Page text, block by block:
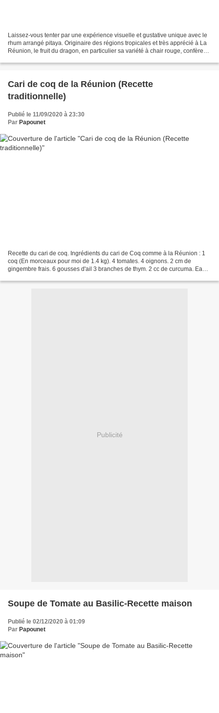
Laissez-vous tenter par une expérience visuelle et gustative unique avec le
rhum arrangé pitaya. Originaire des régions tropicales et très apprécié à La
Réunion, le fruit du dragon, en particulier sa variété à chair rouge, confère
Cari de coq de la Réunion (Recette
traditionnelle)
Publié le 11/09/2020 à 23:30
Par Papounet
Recette du cari de coq. Ingrédients du cari de Coq comme à la Réunion : 1
coq (En morceaux pour moi de 1.4 kg). 4 tomates. 4 oignons. 2 cm de
gingembre frais. 6 gousses d'ail 3 branches de thym. 2 cc de curcuma. Eau
Publicité
Soupe de Tomate au Basilic-Recette maison
Publié le 02/12/2020 à 01:09
Par Papounet